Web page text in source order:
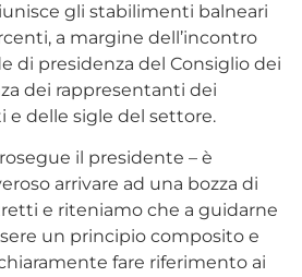
gli stabilimenti balneari
a margine dell’incontro
di presidenza del Consiglio dei
dei rappresentanti dei
e delle sigle del settore.
il presidente – è
arrivare ad una bozza di
e riteniamo che a guidarne
un principio composito e
fare riferimento ai